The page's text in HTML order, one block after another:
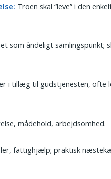
Troen skal “leve” i den
som åndeligt samlingspunkt;
i tillæg til gudstjenesten, ofte
mådehold, arbejdsomhed.
fattighjælp; praktisk